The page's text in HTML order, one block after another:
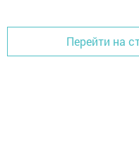
Перейти на